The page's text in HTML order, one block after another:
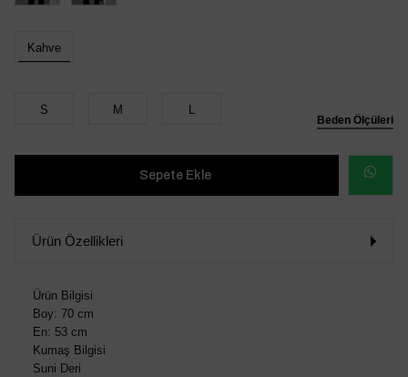
Beden Ölçüleri
Kahve
S M L
SİPARİŞ
Ürün Özellikleri
Ürün Bilgisi
Boy: 70 cm
En: 53 cm
Kumaş Bilgisi
Suni Deri